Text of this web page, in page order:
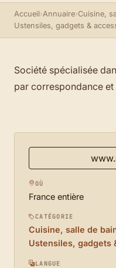
Accueil›Annuaire›Cuisine,
Ustensiles, gadgets &
Société spécialisée
par correspondance et
OÙ
France entière
CATÉGORIE
Cuisine, salle de
Ustensiles, gadgets
LANGUE